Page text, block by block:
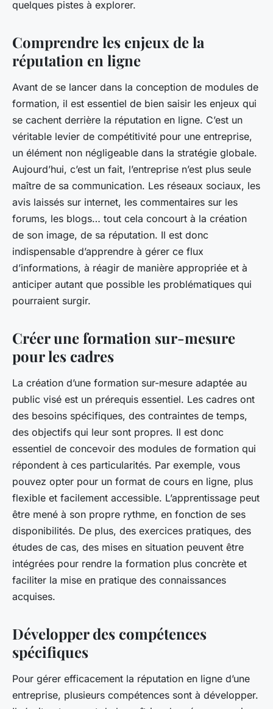
quelques pistes à explorer.
Comprendre les enjeux de la
réputation en ligne
Avant de se lancer dans la conception de modules de
formation, il est essentiel de bien saisir les enjeux qui
se cachent derrière la réputation en ligne. C’est un
véritable levier de compétitivité pour une entreprise,
un élément non négligeable dans la stratégie globale.
Aujourd’hui, c’est un fait, l’entreprise n’est plus seule
maître de sa communication. Les réseaux sociaux, les
avis laissés sur internet, les commentaires sur les
forums, les blogs… tout cela concourt à la création
de son image, de sa réputation. Il est donc
indispensable d’apprendre à gérer ce flux
d’informations, à réagir de manière appropriée et à
anticiper autant que possible les problématiques qui
pourraient surgir.
Créer une formation sur-mesure
pour les cadres
La création d’une formation sur-mesure adaptée au
public visé est un prérequis essentiel. Les cadres ont
des besoins spécifiques, des contraintes de temps,
des objectifs qui leur sont propres. Il est donc
essentiel de concevoir des modules de formation qui
répondent à ces particularités. Par exemple, vous
pouvez opter pour un format de cours en ligne, plus
flexible et facilement accessible. L’apprentissage peut
être mené à son propre rythme, en fonction de ses
disponibilités. De plus, des exercices pratiques, des
études de cas, des mises en situation peuvent être
intégrées pour rendre la formation plus concrète et
faciliter la mise en pratique des connaissances
acquises.
Développer des compétences
spécifiques
Pour gérer efficacement la réputation en ligne d’une
entreprise, plusieurs compétences sont à développer.